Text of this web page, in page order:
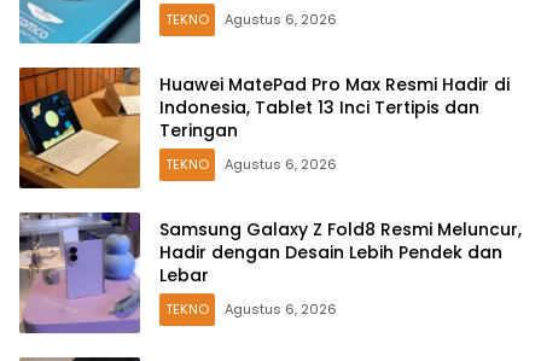
TEKNO Agustus 6, 2026
Huawei MatePad Pro Max Resmi Hadir di
Indonesia, Tablet 13 Inci Tertipis dan
Teringan
TEKNO Agustus 6, 2026
Samsung Galaxy Z Fold8 Resmi Meluncur,
Hadir dengan Desain Lebih Pendek dan
Lebar
TEKNO Agustus 6, 2026